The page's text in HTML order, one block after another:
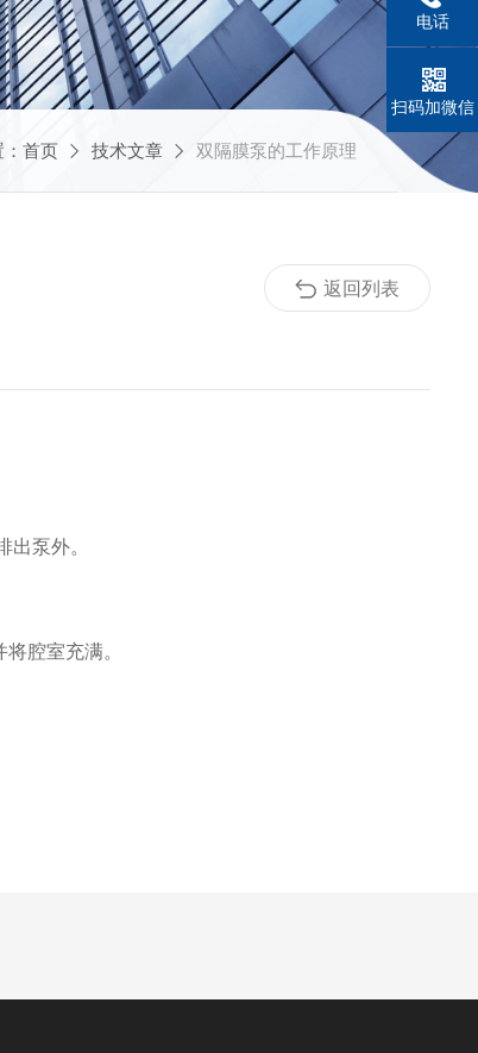
首页 技术文章 双隔膜泵的工作原理
泵外。
腔室充满。
返回列表
电话
扫码加微信